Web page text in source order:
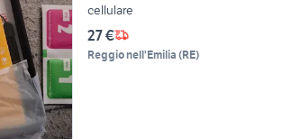
cellulare
27 €
Reggio nell'Emilia (RE)